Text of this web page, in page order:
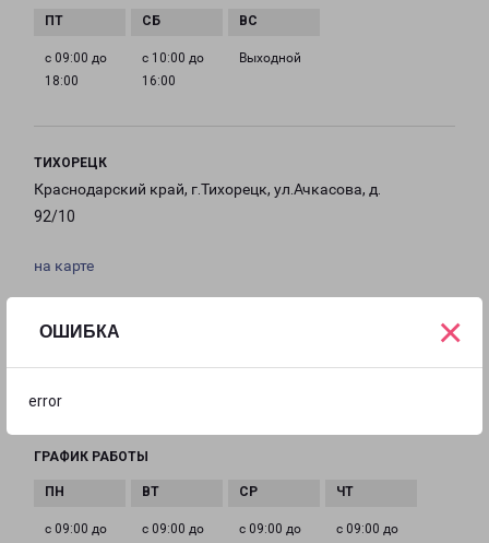
ОШИБКА
error
×
с 09:00 до
18:00
с 10:00 до
16:00
Выходной
ТИХОРЕЦК
Краснодарский край, г.Тихорецк, ул.Ачкасова, д.
92/10
на карте
8 (861) 969-70-07
tihoreck-fr@pecom.ru
ГРАФИК РАБОТЫ
с 09:00 до
с 09:00 до
с 09:00 до
с 09:00 до